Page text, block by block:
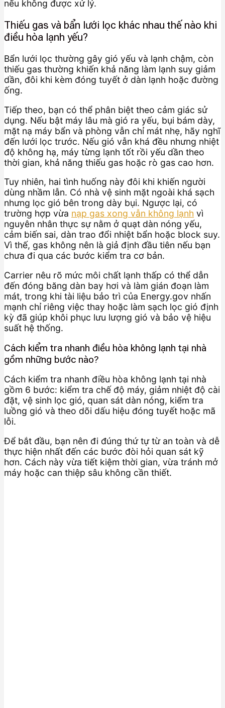
nếu không được xử lý.
Thiếu gas và bẩn lưới lọc khác nhau thế nào khi
điều hòa lạnh yếu?
Bẩn lưới lọc thường gây gió yếu và lạnh chậm, còn
thiếu gas thường khiến khả năng làm lạnh suy giảm
dần, đôi khi kèm đóng tuyết ở dàn lạnh hoặc đường
ống.
Tiếp theo, bạn có thể phân biệt theo cảm giác sử
dụng. Nếu bật máy lâu mà gió ra yếu, bụi bám dày,
mặt nạ máy bẩn và phòng vẫn chỉ mát nhẹ, hãy nghĩ
đến lưới lọc trước. Nếu gió vẫn khá đều nhưng nhiệt
độ không hạ, máy từng lạnh tốt rồi yếu dần theo
thời gian, khả năng thiếu gas hoặc rò gas cao hơn.
Tuy nhiên, hai tình huống này đôi khi khiến người
dùng nhầm lẫn. Có nhà vệ sinh mặt ngoài khá sạch
nhưng lọc gió bên trong dày bụi. Ngược lại, có
trường hợp vừa nạp gas xong vẫn không lạnh vì
nguyên nhân thực sự nằm ở quạt dàn nóng yếu,
cảm biến sai, dàn trao đổi nhiệt bẩn hoặc block suy.
Vì thế, gas không nên là giả định đầu tiên nếu bạn
chưa đi qua các bước kiểm tra cơ bản.
Carrier nêu rõ mức môi chất lạnh thấp có thể dẫn
đến đóng băng dàn bay hơi và làm gián đoạn làm
mát, trong khi tài liệu bảo trì của Energy.gov nhấn
mạnh chỉ riêng việc thay hoặc làm sạch lọc gió định
kỳ đã giúp khôi phục lưu lượng gió và bảo vệ hiệu
suất hệ thống.
Cách kiểm tra nhanh điều hòa không lạnh tại nhà
gồm những bước nào?
Cách kiểm tra nhanh điều hòa không lạnh tại nhà
gồm 6 bước: kiểm tra chế độ máy, giảm nhiệt độ cài
đặt, vệ sinh lọc gió, quan sát dàn nóng, kiểm tra
luồng gió và theo dõi dấu hiệu đóng tuyết hoặc mã
lỗi.
Để bắt đầu, bạn nên đi đúng thứ tự từ an toàn và dễ
thực hiện nhất đến các bước đòi hỏi quan sát kỹ
hơn. Cách này vừa tiết kiệm thời gian, vừa tránh mở
máy hoặc can thiệp sâu không cần thiết.